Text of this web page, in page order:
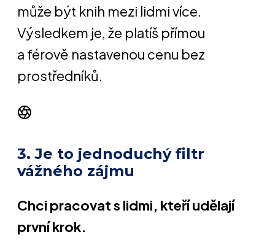
může být knih mezi lidmi více.
Výsledkem je, že platíš přímou
a férově nastavenou cenu bez
prostředníků.
3. Je to jednoduchý filtr
vážného zájmu
Chci pracovat s lidmi, kteří udělají
první krok.